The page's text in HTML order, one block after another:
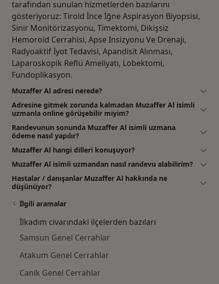
tarafından sunulan hizmetlerden bazılarını
gösteriyoruz: Tiroid İnce İğne Aspirasyon Biyopsisi,
Sinir Monitörizasyonu, Timektomi, Dikişsiz
Hemoroid Cerrahisi, Apse Insizyonu Ve Drenajı,
Radyoaktif İyot Tedavisi, Apandisit Alınması,
Laparoskopik Reflü Ameliyatı, Lobektomi,
Fundoplikasyon.
Muzaffer Al adresi nerede?
Adresine gitmek zorunda kalmadan Muzaffer Al isimli
uzmanla online görüşebilir miyim?
Randevunun sonunda Muzaffer Al isimli uzmana
ödeme nasıl yapılır?
Muzaffer Al hangi dilleri konuşuyor?
Muzaffer Al isimli uzmandan nasıl randevu alabilirim?
Hastalar / danışanlar Muzaffer Al hakkında ne
düşünüyor?
İlgili aramalar
İlkadım civarındaki ilçelerden bazıları
Samsun Genel Cerrahlar
Atakum Genel Cerrahlar
Canik Genel Cerrahlar